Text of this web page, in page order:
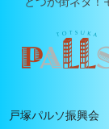
戸塚パルソ振興会